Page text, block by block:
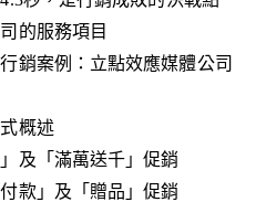
的服務項目
銷案例：立點效應媒體公司
概述
及「滿萬送千」促銷
款」及「贈品」促銷